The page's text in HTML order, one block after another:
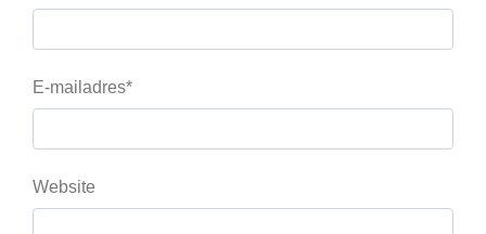
E-mailadres*
Website